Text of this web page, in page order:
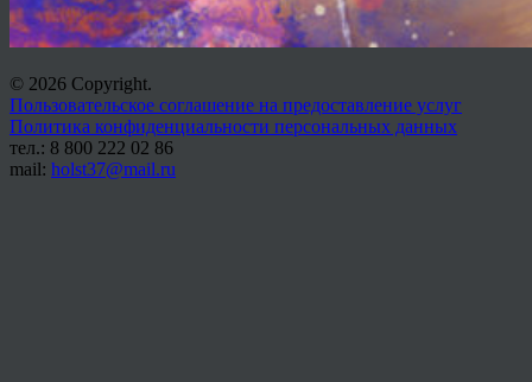
© 2026 Copyright.
Пользовательское соглашение на предоставление услуг
Политика конфиденциальности персональных данных
тел.: 8 800 222 02 86
mail: holst37@mail.ru